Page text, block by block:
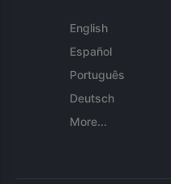
English
Español
Português
Deutsch
More...